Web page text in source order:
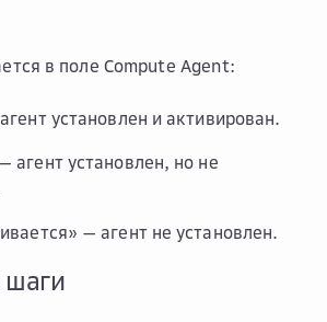
в поле Compute Agent:
установлен и активирован.
агент установлен, но не
— агент не установлен.